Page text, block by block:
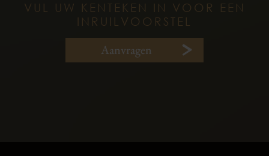
VUL UW KENTEKEN IN VOOR EEN
INRUILVOORSTEL
Aanvragen